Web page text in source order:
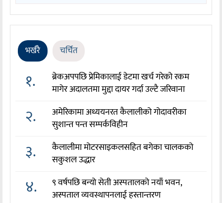
भर्खरै चर्चित
१.
ब्रेकअपपछि प्रेमिकालाई डेटमा खर्च गरेको रकम
मागेर अदालतमा मुद्दा दायर गर्दा उल्टै जरिवाना
२.
अमेरिकामा अध्ययनरत कैलालीको गोदावरीका
सुशान्त पन्त सम्पर्कविहीन
३.
कैलालीमा मोटरसाइकलसहित बगेका चालकको
सकुशल उद्धार
४.
९ वर्षपछि बन्यो सेती अस्पतालको नयाँ भवन,
अस्पताल व्यवस्थापनलाई हस्तान्तरण